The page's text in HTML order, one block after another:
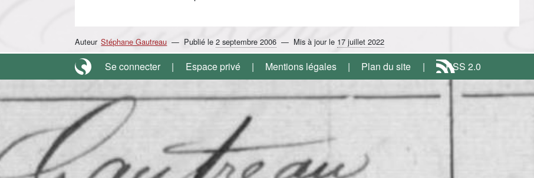
Auteur Stéphane Gautreau Publié le2 septembre 2006 Mis à jour le 17 juillet 2022
Se connecter Espace privé Mentions légales Plan du site RSS 2.0